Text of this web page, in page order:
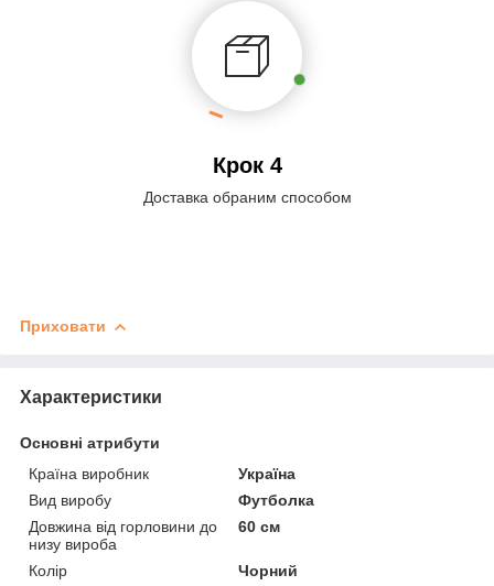
Крок 4
Доставка обраним способом
Приховати
Характеристики
Основні атрибути
Країна виробник
Україна
Вид виробу
Футболка
Довжина від горловини до
низу вироба
60 см
Колір
Чорний